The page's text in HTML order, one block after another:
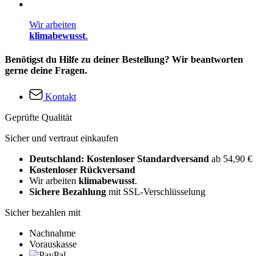
Wir arbeiten
klimabewusst.
Benötigst du Hilfe zu deiner Bestellung? Wir beantworten
gerne deine Fragen.
Kontakt
Geprüfte Qualität
Sicher und vertraut einkaufen
Deutschland: Kostenloser Standardversand ab 54,90 €
Kostenloser Rückversand
Wir arbeiten klimabewusst.
Sichere Bezahlung mit SSL-Verschlüsselung
Sicher bezahlen mit
Nachnahme
Vorauskasse